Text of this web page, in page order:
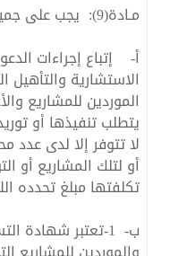
مـادة(9): يجب على جميع الجهات الخاضعة لهذا القانون:
‌أ- إتباع إجراءات
الاستشارية والتأهيل
الموردين للمشاريع
يتطلب تنفيذها أو
لا تتوفر إلا لدى عدد
أو لتلك المشاريع أو
تكلفتها مبلغ تحدده
‌ب- 1-تعتبر شهادة